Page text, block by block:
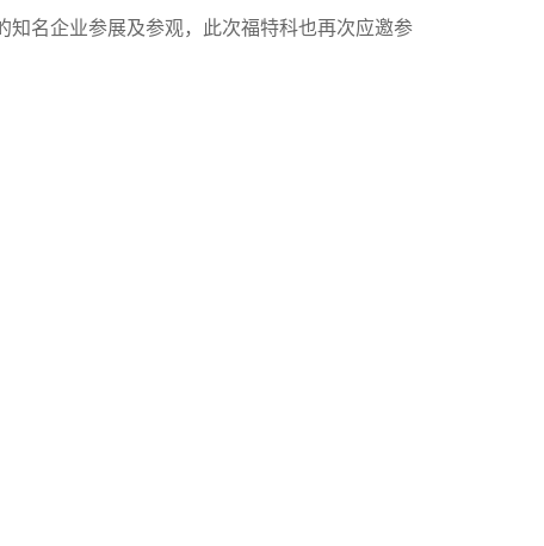
名企业参展及参观，此次福特科也再次应邀参